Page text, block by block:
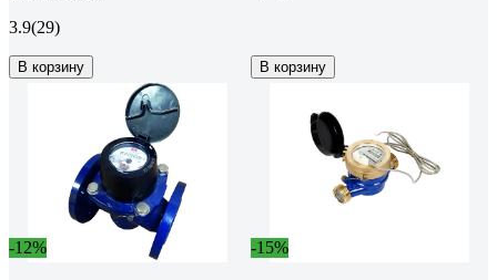
3.9(29)
В корзину В корзину
-12% -15%